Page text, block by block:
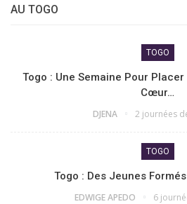
AU TOGO
TOGO
Togo : Une Semaine Pour
Cœur…
DJENA 2 journées
TOGO
Togo : Des Jeunes
EDWIGE APEDO 6